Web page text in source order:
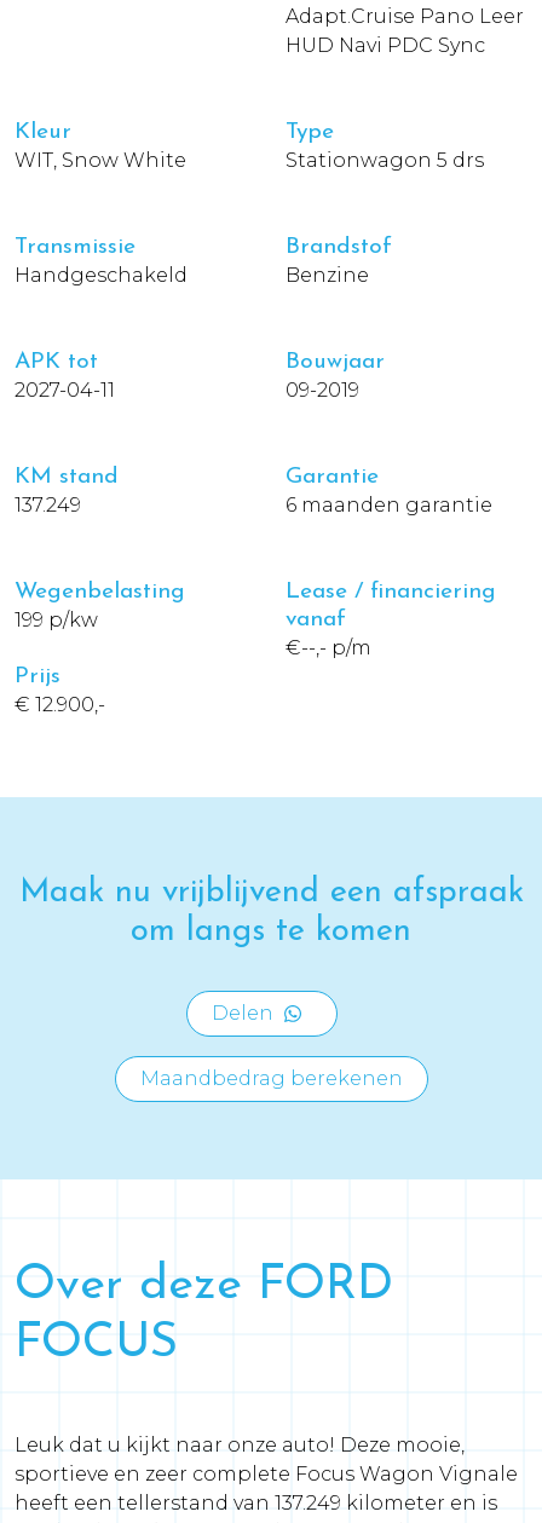
Adapt.Cruise Pano Leer
HUD Navi PDC Sync
Kleur
WIT, Snow White
Type
Stationwagon 5 drs
Transmissie
Handgeschakeld
Brandstof
Benzine
APK tot
2027-04-11
Bouwjaar
09-2019
KM stand
137.249
Garantie
6 maanden garantie
Wegenbelasting
199 p/kw
Lease / financiering
vanaf
€--,- p/m
Prijs
€ 12.900,-
Maak nu vrijblijvend een afspraak
om langs te komen
Delen
Maandbedrag berekenen
Over deze FORD
FOCUS
Leuk dat u kijkt naar onze auto! Deze mooie,
sportieve en zeer complete Focus Wagon Vignale
heeft een tellerstand van 137.249 kilometer en is